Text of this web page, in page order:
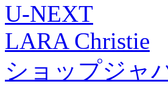
U-NEXT
LARA Christie
ショップジャ